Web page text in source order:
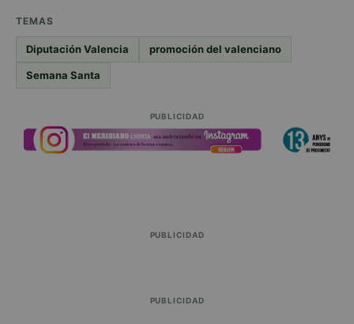
TEMAS
Diputación Valencia promoción del valenciano
Semana Santa
PUBLICIDAD
PUBLICIDAD
PUBLICIDAD